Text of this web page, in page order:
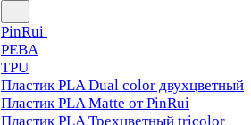
PinRui
PEBA
TPU
Пластик PLA Dual color двухцветный
Пластик PLA Matte от PinRui
Пластик PLA Трехцветный tricolor